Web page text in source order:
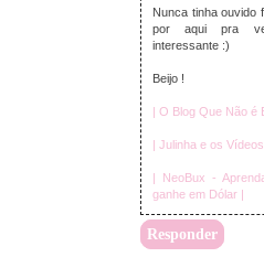
Nunca tinha ouvido
por aqui pra
interessante :)
Beijo !
| O Blog Que Não é
| Julinha e os
| NeoBux -
ganhe em Dólar |
Responder